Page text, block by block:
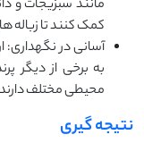
مانند سبزیجات و
کمک کنند تا زباله
آسانی در
به برخی از دیگر
محیطی مختلف
نتیجه گیری